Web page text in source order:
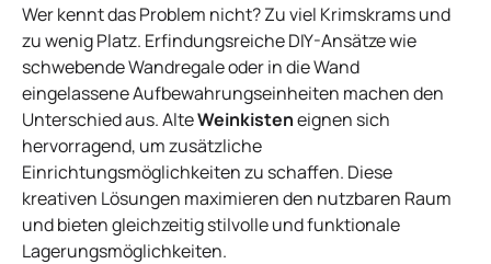
Wer kennt das Problem nicht? Zu viel Krimskrams und
zu wenig Platz. Erfindungsreiche DIY-Ansätze wie
schwebende Wandregale oder in die Wand
eingelassene Aufbewahrungseinheiten machen den
Unterschied aus. AlteWeinkisteneignen sich
hervorragend, um zusätzliche
Einrichtungsmöglichkeiten zu schaffen. Diese
kreativen Lösungen maximieren den nutzbaren Raum
und bieten gleichzeitig stilvolle und funktionale
Lagerungsmöglichkeiten.